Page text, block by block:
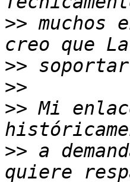
>> muchos
>>
>>
>> Mi
>> a